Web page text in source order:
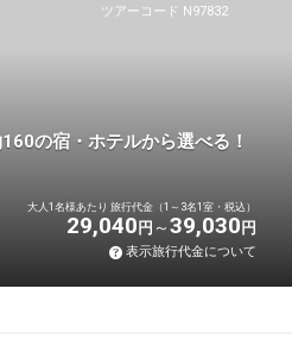
ツアーコード N97832
の宿・ホテルから選べる！
大人1名様あたり 旅行代金（1～3名1室・税込）
29,040 円 39,030 円
表示旅行代金について